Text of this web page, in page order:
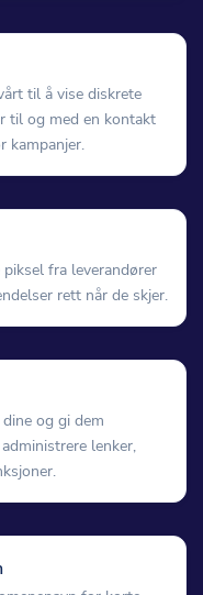
til å vise diskrete
til og med en kontakt
kampanjer.
fra leverandører
rett når de skjer.
og gi dem
lenker,